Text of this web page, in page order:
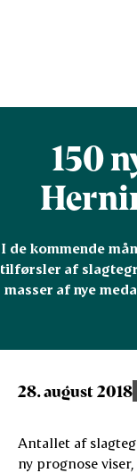
150
I de kommende
tilførsler af
masser af nye
28. august 2018
Antallet af
ny prognose